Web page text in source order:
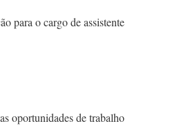
para o cargo de assistente
oportunidades de trabalho